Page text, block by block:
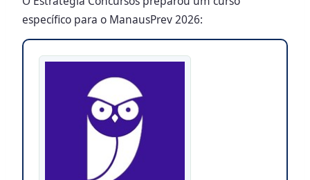
específico para o ManausPrev 2026: